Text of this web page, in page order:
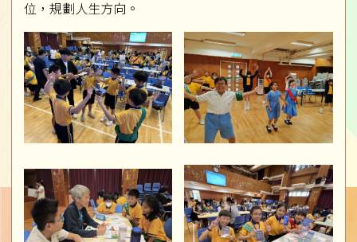
位，規劃人生方向。